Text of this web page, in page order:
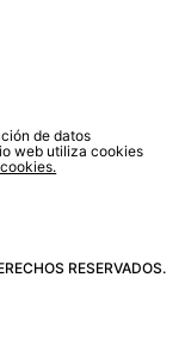
RESERVADOS.
de datos
web utiliza cookies